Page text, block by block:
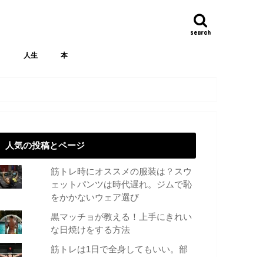
search
人生 本
人気の投稿とページ
筋トレ時にオススメの服装は？スウ
ェットパンツは時代遅れ。ジムで恥
をかかないウェア選び
黒マッチョが教える！上手にきれい
な日焼けをする方法
筋トレは1日で全身してもいい。部